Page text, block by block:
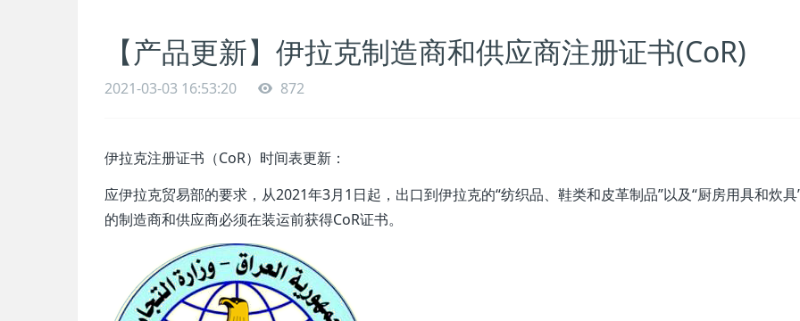
【产品更新】伊拉克制造商和供应商注册证书(CoR)
2021-03-03 16:53:20 872
伊拉克注册证书（CoR）时间表更新：
应伊拉克贸易部的要求，从2021年3月1日起，出口到伊拉克的“纺织品、鞋类和皮革制品”以及“厨房用具和炊具
的制造商和供应商必须在装运前获得CoR证书。